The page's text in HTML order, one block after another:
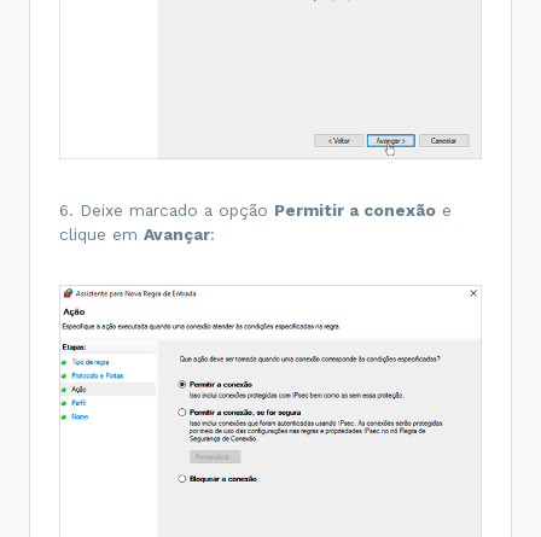
6. Deixe marcado a opção Permitir a conexão e
clique em Avançar: